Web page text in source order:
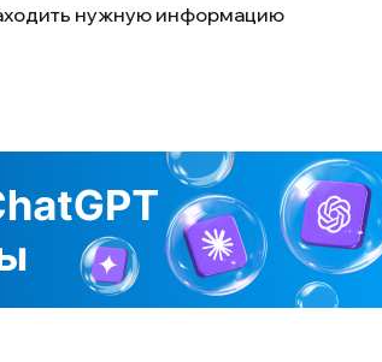
нужную информацию